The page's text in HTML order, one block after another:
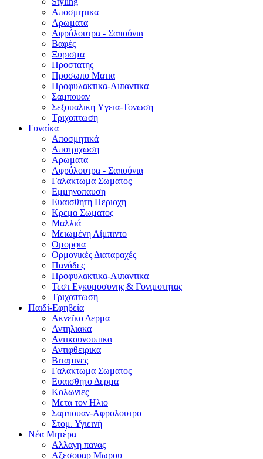
Αποσμητικα
Αρωματα
Αφρόλουτρα - Σαπούνια
Βαφές
Ξυρισμα
Προστατης
Προσωπο Ματια
Προφυλακτικα-Λιπαντικα
Σαμπουαν
Σεξουαλικη Yγεια-Τονωση
Τριχοπτωση
Γυναίκα
Αποσμητικά
Αποτριχωση
Αρωματα
Αφρόλουτρα - Σαπούνια
Γαλακτωμα Σωματος
Εμμηνοπαυση
Ευαισθητη Περιοχη
Κρεμα Σωματος
Μαλλιά
Μειωμένη Λίμπιντο
Ομορφια
Ορμονικές Διαταραχές
Πανάδες
Προφυλακτικα-Λιπαντικα
Τεστ Εγκυμοσυνης & Γονιμοτητας
Τριχοπτωση
Παιδί-Εφηβεία
Ακνεϊκο Δερμα
Αντηλιακα
Αντικουνουπικα
Αντιφθειρικα
Βιταμινες
Γαλακτωμα Σωματος
Ευαισθητο Δερμα
Κολωνιες
Μετα τον Ηλιο
Σαμπουαν-Αφρολουτρο
Στομ. Υγιεινή
Νέα Μητέρα
Αλλαγη πανας
Αξεσουαρ Μωρου